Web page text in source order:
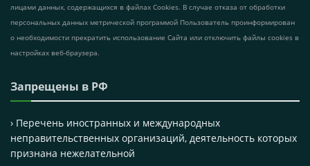
лицами данных, содержащихся в файлах Cookies. В случае отказа от обработки
персональных данных метрической программой Пользователь проинформирован
о необходимости прекратить использование Сайта или отключить файлы cookies в
настройках веб-браузера.
Запрещены в РФ
› Перечень иностранных и международных
неправительственных организаций, деятельность которых
признана нежелательной